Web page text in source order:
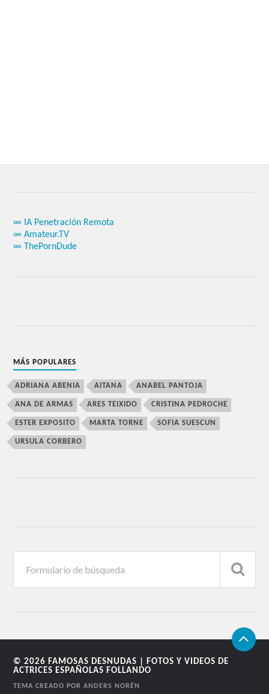
∞ IA Penetración Remota
∞ Amateur.TV
∞ ThePornDude
MÁS POPULARES
ADRIANA ABENIA AITANA ANABEL PANTOJA
ANA DE ARMAS ARES TEIXIDO CRISTINA PEDROCHE
ESTER EXPOSITO MARTA TORNE SOFIA SUESCUN
URSULA CORBERO
© 2026FAMOSAS DESNUDAS | FOTOS Y VIDEOS DE
ACTRICES ESPAÑOLAS FOLLANDO
TEMA CREADO PORANDERS NORÉN